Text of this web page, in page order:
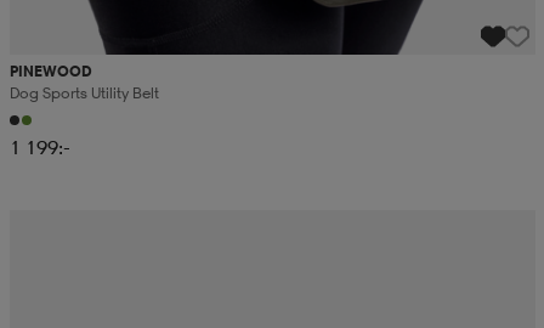
PINEWOOD
Dog Sports Utility Belt
1 199:-